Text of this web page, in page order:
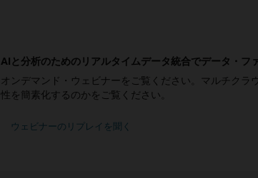
AIと分析のためのリアルタイムデータ統合でデータ・フ
オンデマンド・ウェビナーをご覧ください。マルチク
性を簡素化するのかをご覧ください。
ウェビナーのリプレイを聞く